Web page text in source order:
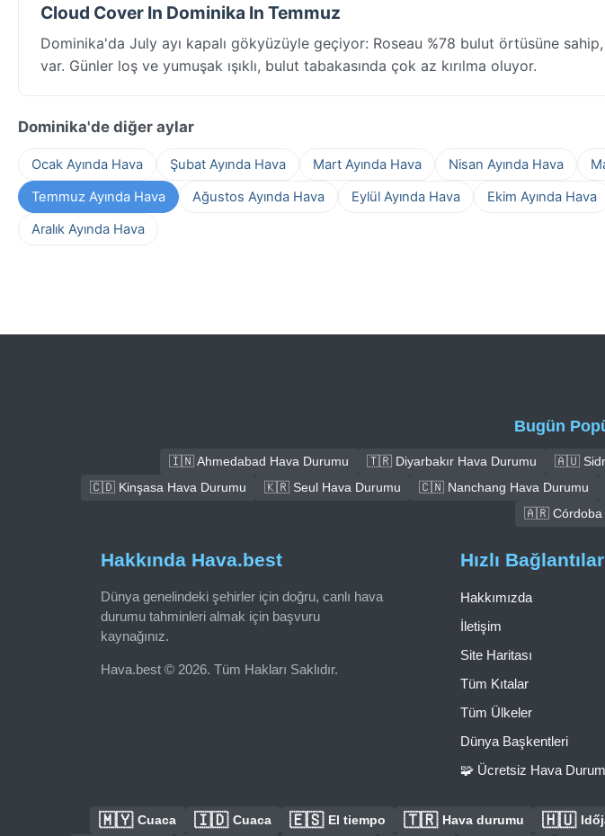
Cloud Cover In Dominika In Temmuz
Dominika'da July ayı kapalı gökyüzüyle geçiyor: Roseau %78 bulut örtüsüne
var. Günler loş ve yumuşak ışıklı, bulut tabakasında çok az kırılma oluyor.
Dominika'de diğer aylar
Ocak Ayında Hava Şubat Ayında Hava Mart Ayında Hava Nisan Ayında Hava
Temmuz Ayında Hava
Ağustos Ayında Hava Eylül Ayında Hava Ekim Ayında Hava
Aralık Ayında Hava
Bugün
🇮🇳 Ahmedabad Hava Durumu 🇹🇷 Diyarbakır Hava Durumu 🇦🇺
🇨🇩 Kinşasa Hava Durumu
🇰🇷 Seul Hava Durumu 🇨🇳 Nanchang Hava Durumu
🇦🇷 Córdoba
Hakkında Hava.best
Dünya genelindeki şehirler için doğru, canlı hava
durumu tahminleri almak için başvuru
kaynağınız.
Hava.best © 2026. Tüm Hakları Saklıdır.
Hızlı Bağlantılar
Hakkımızda
İletişim
Site Haritası
Tüm Kıtalar
Tüm Ülkeler
Dünya Başkentleri
🧩 Ücretsiz Hava
🇲🇾 Cuaca 🇮🇩 Cuaca 🇪🇸 El tiempo 🇹🇷 Hava durumu 🇭🇺